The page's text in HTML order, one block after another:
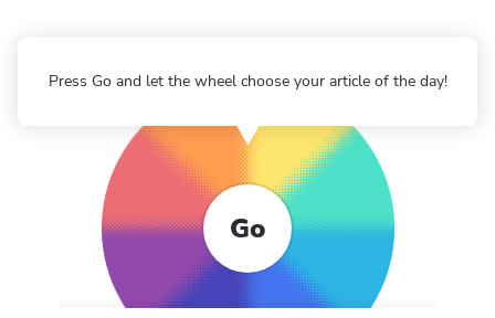
Go
Press Go and let the wheel choose your article of the day!